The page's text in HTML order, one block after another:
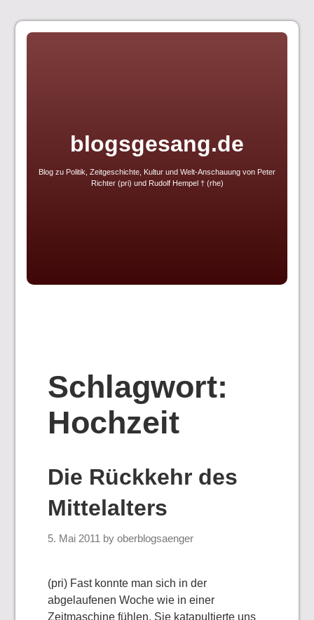
Skip
blogsgesang.de
Blog zu Politik, Zeitgeschichte, Kultur und Welt-Anschauung von Peter
Richter (pri) und Rudolf Hempel † (rhe)
Schlagwort:
Hochzeit
Die Rückkehr des
Mittelalters
5. Mai 2011 byoberblogsaenger
(pri) Fast konnte man sich in der
abgelaufenen Woche wie in einer
Zeitmaschine fühlen. Sie katapultierte uns